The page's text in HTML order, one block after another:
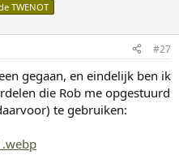
TWENOT
#27
gegaan, en eindelijk ben ik
die Rob me opgestuurd
te gebruiken: